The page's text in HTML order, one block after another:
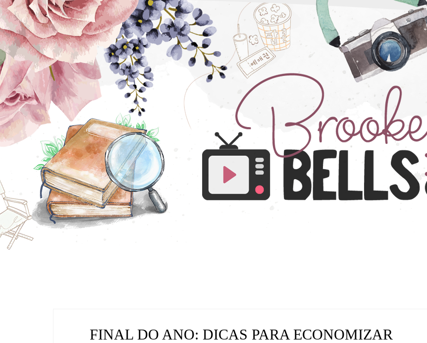
FINAL DO ANO: DICAS PARA ECONOMIZAR